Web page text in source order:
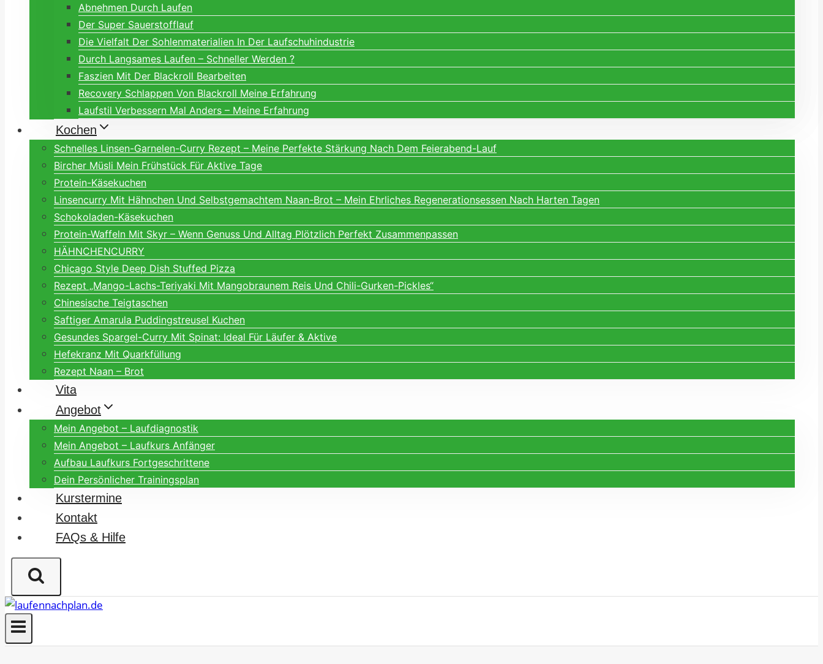
Abnehmen Durch Laufen
Der Super Sauerstofflauf
Die Vielfalt Der Sohlenmaterialien In Der Laufschuhindustrie
Durch Langsames Laufen – Schneller Werden ?
Faszien Mit Der Blackroll Bearbeiten
Recovery Schlappen Von Blackroll Meine Erfahrung
Laufstil Verbessern Mal Anders – Meine Erfahrung
Kochen
Schnelles Linsen-Garnelen-Curry Rezept – Meine Perfekte Stärkung Nach Dem Feierabend-Lauf
Bircher Müsli Mein Frühstück Für Aktive Tage
Protein-Käsekuchen
Linsencurry Mit Hähnchen Und Selbstgemachtem Naan-Brot – Mein Ehrliches Regenerationsessen Nach Harten Tagen
Schokoladen-Käsekuchen
Protein-Waffeln Mit Skyr – Wenn Genuss Und Alltag Plötzlich Perfekt Zusammenpassen
HÄHNCHENCURRY
Chicago Style Deep Dish Stuffed Pizza
Rezept „Mango-Lachs-Teriyaki Mit Mangobraunem Reis Und Chili-Gurken-Pickles“
Chinesische Teigtaschen
Saftiger Amarula Puddingstreusel Kuchen
Gesundes Spargel-Curry Mit Spinat: Ideal Für Läufer & Aktive
Hefekranz Mit Quarkfüllung
Rezept Naan – Brot
Vita
Angebot
Mein Angebot – Laufdiagnostik
Mein Angebot – Laufkurs Anfänger
Aufbau Laufkurs Fortgeschrittene
Dein Persönlicher Trainingsplan
Kurstermine
Kontakt
FAQs & Hilfe